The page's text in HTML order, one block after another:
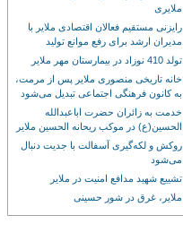
ملایری
رایزنی مستقیم فعالان اقتصادی ملایر با
مدیران ارشد برای رفع موانع تولید
تولد 410 نوزاد در بیمارستان مهر ملایر
خانه تاریخی منصوری ملایر پس از مرمت،
به کانون فرهنگی اجتماعی تبدیل می‌شود
خدمت به زائران حضرت اباعبدالله
الحسین(ع) در موکب ریحانه الحسین ملایر
روکش و لکه‌گیری آسفالت با جدیت دنبال
می‌شود
تشییع شهید مدافع امنیت در ملایر
ملایر، غرق در شور حسینی